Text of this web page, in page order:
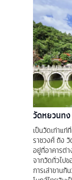
วัดหยวนทง
เป็นวัดเก่าแ
ราชวงศ์ ถัง
อยู่ที่อาคารต่
จากวัดทั่วไปข
การเล่าขานกั